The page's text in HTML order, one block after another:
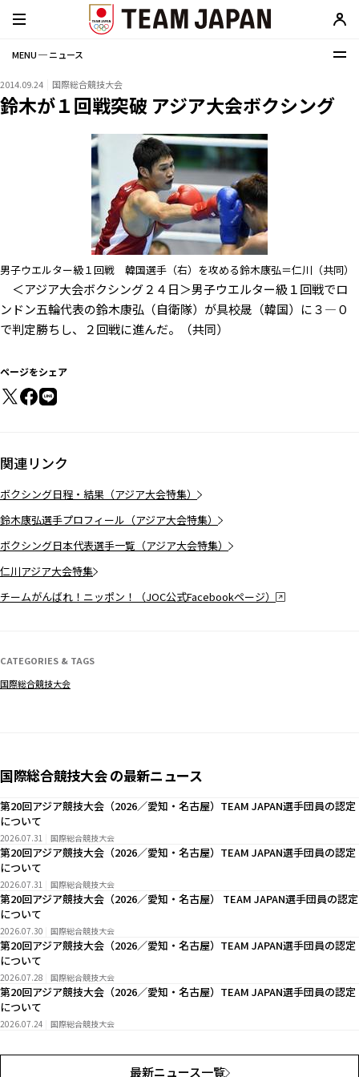
MENU ─ ニュース
2014.09.24 国際総合競技大会
鈴木が１回戦突破 アジア大会ボクシング
男子ウエルター級１回戦 韓国選手（右）を攻める鈴木康弘＝仁川（共同）
＜アジア大会ボクシング２４日＞男子ウエルター級１回戦でロ
ンドン五輪代表の鈴木康弘（自衛隊）が具校晟（韓国）に３―０
で判定勝ちし、２回戦に進んだ。（共同）
ページをシェア
関連リンク
ボクシング日程・結果（アジア大会特集）
鈴木康弘選手プロフィール（アジア大会特集）
ボクシング日本代表選手一覧（アジア大会特集）
仁川アジア大会特集
チームがんばれ！ニッポン！（JOC公式Facebookページ）
CATEGORIES & TAGS
国際総合競技大会
国際総合競技大会 の最新ニュース
第20回アジア競技大会（2026／愛知・名古屋）TEAM JAPAN選手団員の認定
について
2026.07.31 国際総合競技大会
第20回アジア競技大会（2026／愛知・名古屋）TEAM JAPAN選手団員の認定
について
2026.07.31 国際総合競技大会
第20回アジア競技大会（2026／愛知・名古屋） TEAM JAPAN選手団員の認定
について
2026.07.30 国際総合競技大会
第20回アジア競技大会（2026／愛知・名古屋）TEAM JAPAN選手団員の認定
について
2026.07.28 国際総合競技大会
第20回アジア競技大会（2026／愛知・名古屋）TEAM JAPAN選手団員の認定
について
2026.07.24 国際総合競技大会
最新ニュース一覧